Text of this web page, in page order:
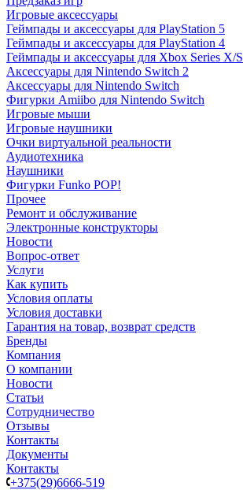
Игровые аксессуары
Геймпады и аксессуары для PlayStation 5
Геймпады и аксессуары для PlayStation 4
Геймпады и аксессуары для Xbox Series X/S
Аксессуары для Nintendo Switch 2
Аксессуары для Nintendo Switch
Фигурки Amiibo для Nintendo Switch
Игровые мыши
Игровые наушники
Очки виртуальной реальности
Аудиотехника
Наушники
Фигурки Funko POP!
Прочее
Ремонт и обслуживание
Электронные конструкторы
Новости
Вопрос-ответ
Услуги
Как купить
Условия оплаты
Условия доставки
Гарантия на товар, возврат средств
Бренды
Компания
О компании
Новости
Статьи
Сотрудничество
Отзывы
Контакты
Документы
Контакты
+375(29)6666-519